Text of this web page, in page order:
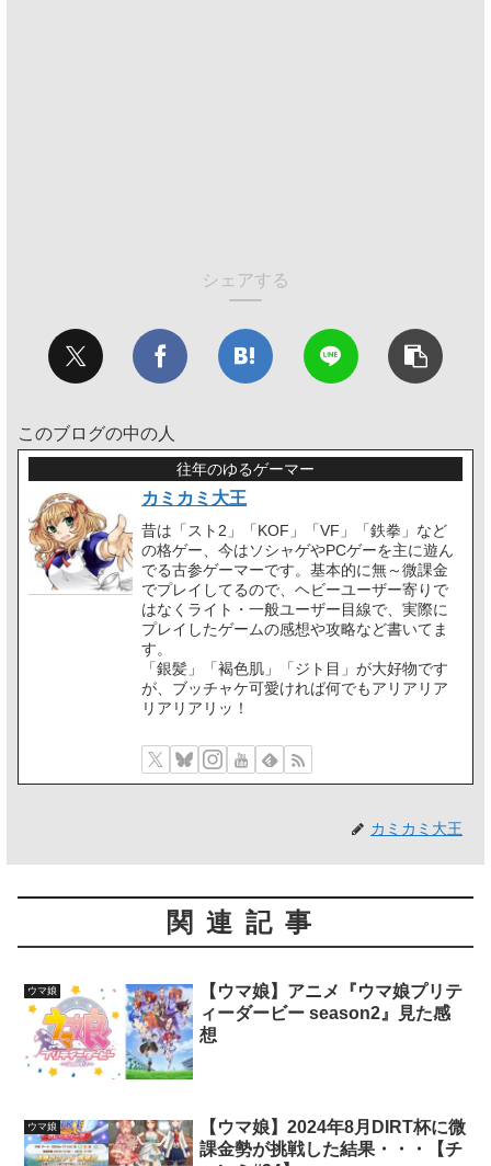
シェアする
このブログの中の人
往年のゆるゲーマー
カミカミ大王
昔は「スト2」「KOF」「VF」「鉄拳」など
の格ゲー、今はソシャゲやPCゲーを主に遊ん
でる古参ゲーマーです。基本的に無～微課金
でプレイしてるので、ヘビーユーザー寄りで
はなくライト・一般ユーザー目線で、実際に
プレイしたゲームの感想や攻略など書いてま
す。
「銀髪」「褐色肌」「ジト目」が大好物です
が、ブッチャケ可愛ければ何でもアリアリア
リアリアリッ！
カミカミ大王
関連記事
ウマ娘
【ウマ娘】アニメ『ウマ娘プリテ
ィーダービー season2』見た感
想
ウマ娘
【ウマ娘】2024年8月DIRT杯に微
課金勢が挑戦した結果・・・【チ